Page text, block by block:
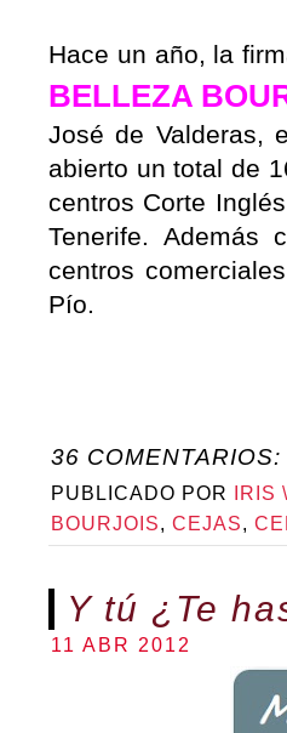
Hace un año, la
BELLEZA
José de Valderas,
abierto un total de
centros Corte
Tenerife. Además
centros
Pío.
36 COMENTARIOS:
PUBLICADO POR
IRIS
BOURJOIS, CEJAS,
Y tú ¿Te
11 ABR 2012